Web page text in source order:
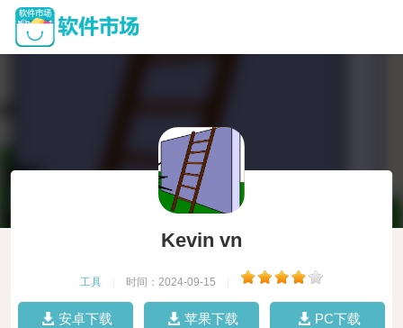
Kevin vn
工具 时间：2024-09-15
安卓下载 苹果下载 PC下载